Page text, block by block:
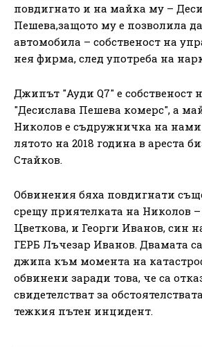
повдигнато и на майка му –
Пешева,защото му е позволила
автомобила – собственост на
нея фирма, след употреба на
Джипът "Ауди Q7" е собственост
"Десислава Пешева комерс", а
Николов е съдружничка на
лятото на 2018 година в ареста
Стайков.
Обвинения бяха повдигнати
срещу приятелката на Николов
Цветкова, и Георги Иванов, син
ГЕРБ Лъчезар Иванов. Двамата
джипа към момента на
обвинени заради това, че са
свидетелстват за
тежкия пътен инцидент.